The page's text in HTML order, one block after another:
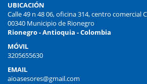
UBICACIÓN
Calle 49 n 48 06, oficina 314, centro comercial
00340 Municipio de Rionegro
Rionegro - Antioquia - Colombia
MÓVIL
3205655630
EMAIL
aioasesores@gmail.com